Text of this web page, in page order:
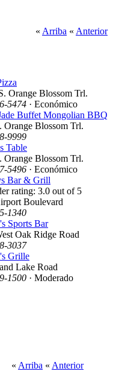
« Arriba « Anterior
Orange Blossom Trl.
5474 · Económico
Buffet Mongolian BBQ
Orange Blossom Trl.
9999
Table
Orange Blossom Trl.
5496 · Económico
Bar & Grill
Boulevard
1340
Sports Bar
Oak Ridge Road
3037
Grille
Lake Road
1500 · Moderado
« Arriba « Anterior